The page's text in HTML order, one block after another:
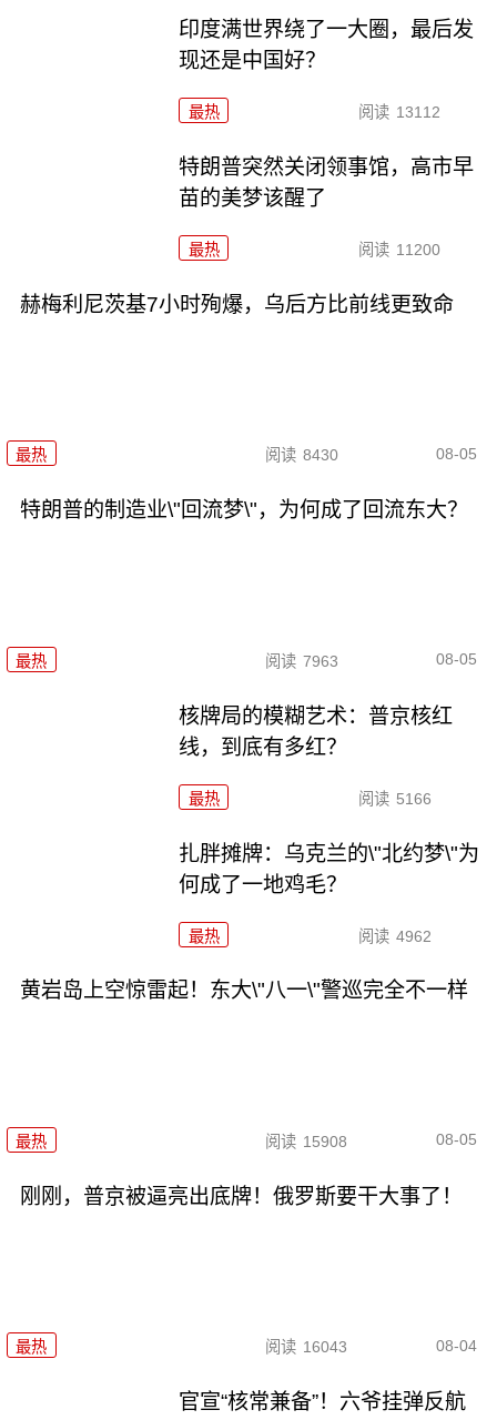
印度满世界绕了一大圈，最后发
现还是中国好？
最热 阅读 13112
特朗普突然关闭领事馆，高市早
苗的美梦该醒了
最热 阅读 11200
赫梅利尼茨基7小时殉爆，乌后方比前线更致命
最热 阅读 8430 08-05
特朗普的制造业\"回流梦\"，为何成了回流东大？
最热 阅读 7963 08-05
核牌局的模糊艺术：普京核红
线，到底有多红？
最热 阅读 5166
扎胖摊牌：乌克兰的\"北约梦\"为
何成了一地鸡毛？
最热 阅读 4962
黄岩岛上空惊雷起！东大\"八一\"警巡完全不一样
最热 阅读 15908 08-05
刚刚，普京被逼亮出底牌！俄罗斯要干大事了！
最热 阅读 16043 08-04
官宣“核常兼备”！六爷挂弹反航